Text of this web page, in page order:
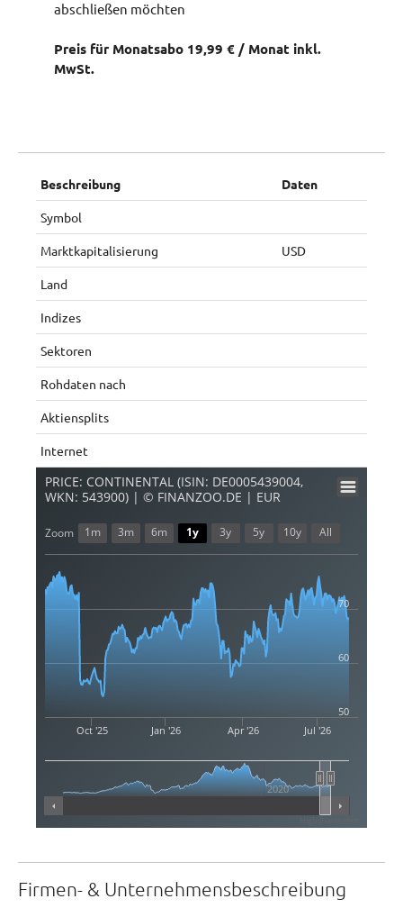
abschließen möchten
Preis für Monatsabo 19,99 € / Monat inkl.
MwSt.
Beschreibung Daten
Symbol
Marktkapitalisierung USD
Land
Indizes
Sektoren
Rohdaten nach
Aktiensplits
Internet
PRICE: CONTINENTAL (ISIN: DE0005439004,
WKN: 543900) | © FINANZOO.DE | EUR
Oct '25 Jan '26 Apr '26 Jul '26
2020
50
60
70
Zoom 1m 3m 6m 1y 3y 5y 10y All
Firmen- & Unternehmensbeschreibung